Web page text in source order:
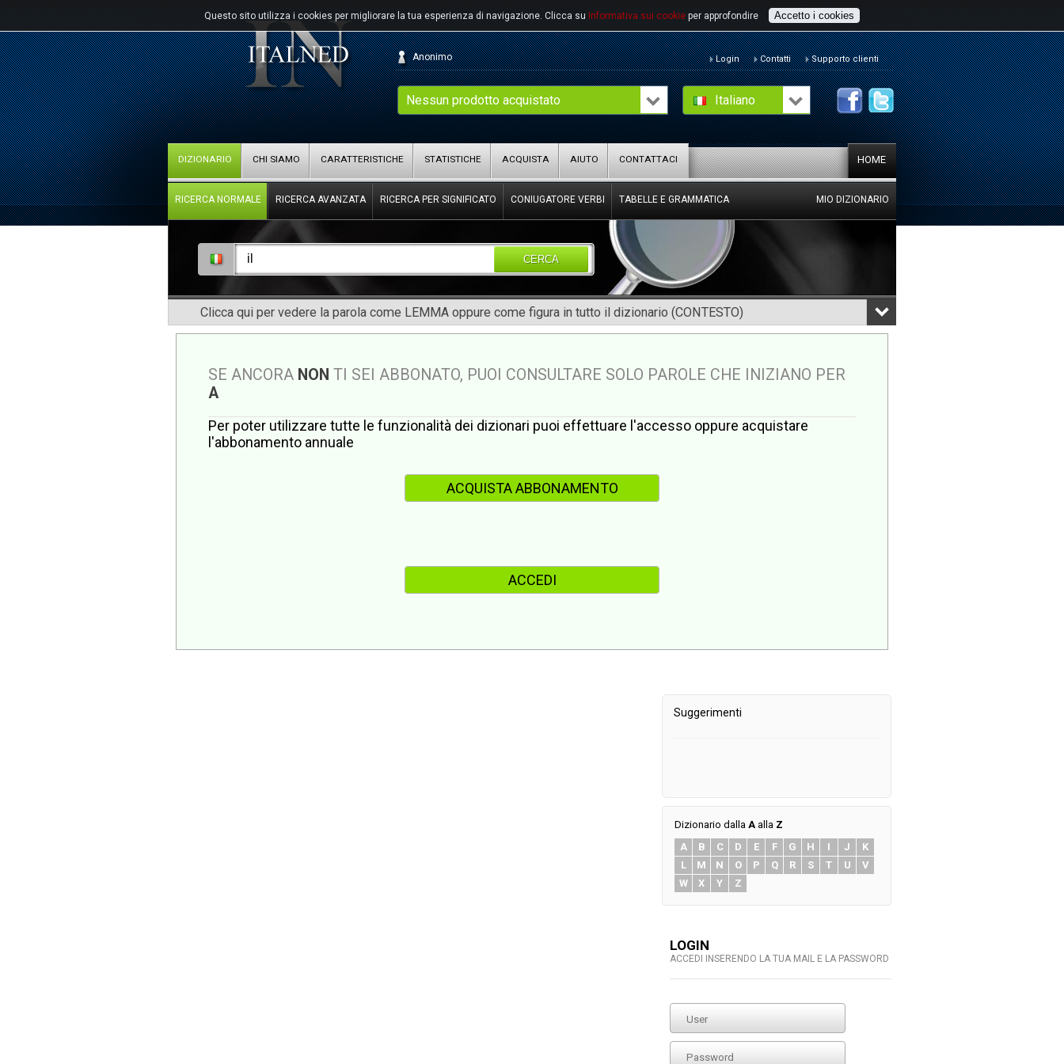
Questo sito utilizza i cookies per migliorare la tua esperienza di navigazione. Clicca su Informativa sui cookie per approfondire Accetto i cookies
Italiano
Nessun prodotto acquistato
Anonimo Login Contatti Supporto clienti
HOME
DIZIONARIO CHI SIAMO CARATTERISTICHE STATISTICHE ACQUISTA AIUTO CONTATTACI
RICERCA NORMALE RICERCA AVANZATA RICERCA PER SIGNIFICATO CONIUGATORE VERBI TABELLE E GRAMMATICA MIO DIZIONARIO
CERCA
Clicca qui per vedere la parola come LEMMA oppure come figura in tutto il dizionario (CONTESTO)
SE ANCORA NON TI SEI ABBONATO, PUOI CONSULTARE SOLO PAROLE CHE INIZIANO PER
A
Per poter utilizzare tutte le funzionalità dei dizionari puoi effettuare l'accesso oppure acquistare
l'abbonamento annuale
ACQUISTA ABBONAMENTO
ACCEDI
Suggerimenti
Dizionario dalla A alla Z
A
B C D E F G H I J
K
L
M N O P Q R S T U
V
W
X Y Z
LOGIN
ACCEDI INSERENDO LA TUA MAIL E LA PASSWORD